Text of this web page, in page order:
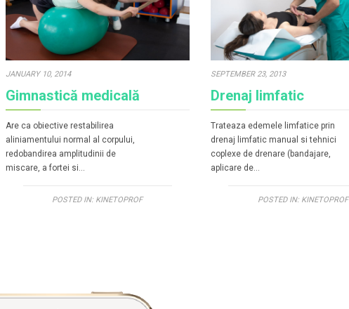
JANUARY 10, 2014
Gimnastică medicală
Are ca obiective restabilirea
aliniamentului normal al corpului,
redobandirea amplitudinii de
miscare, a fortei si…
POSTED IN: KINETOPROF
SEPTEMBER 23, 2013
Drenaj limfatic
Trateaza edemele limfatice prin
drenaj limfatic manual si tehnici
coplexe de drenare (bandajare,
aplicare de…
POSTED IN: KINETOPROF